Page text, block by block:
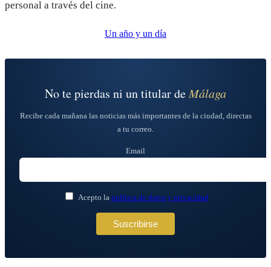
personal a través del cine.
Un año y un día
No te pierdas ni un titular deMálaga
Recibe cada mañana las noticias más importantes de la ciudad, directas
a tu correo.
Email
Acepto la política de datos y privacidad